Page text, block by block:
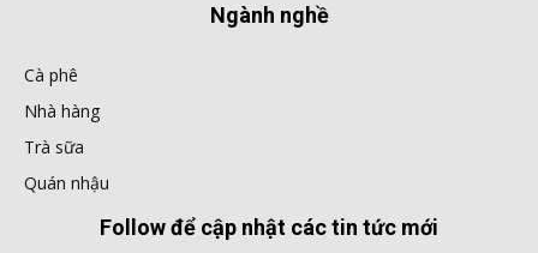
Ngành nghề
Cà phê
Nhà hàng
Trà sữa
Quán nhậu
Follow để cập nhật các tin tức mới